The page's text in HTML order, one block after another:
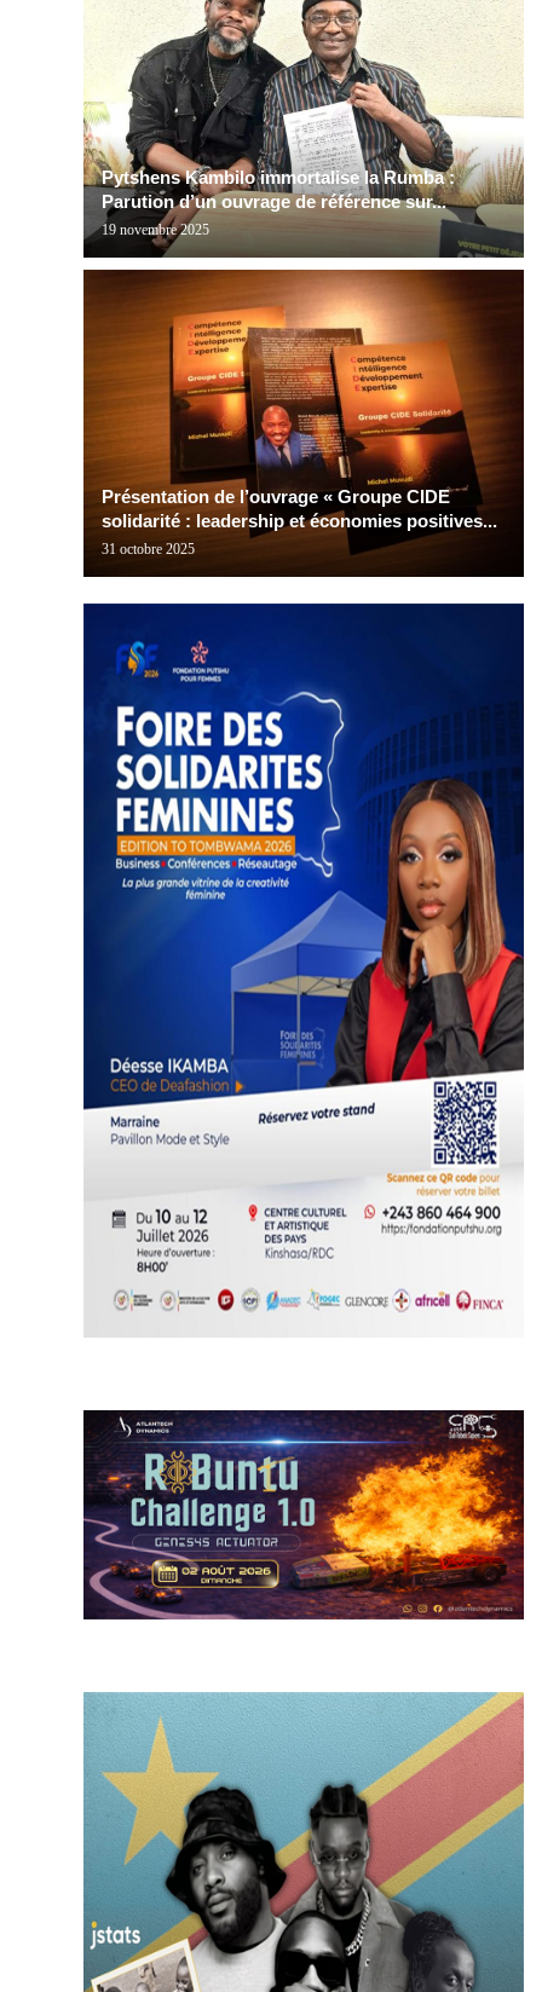
Pytshens Kambilo immortalise la Rumba :
Parution d’un ouvrage de référence sur...
19 novembre 2025
Présentation de l’ouvrage « Groupe CIDE
solidarité : leadership et économies positives...
31 octobre 2025